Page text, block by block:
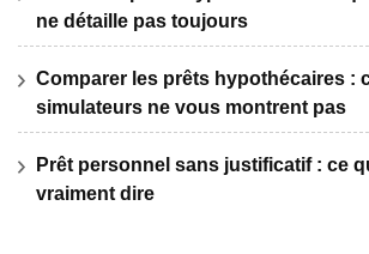
ne détaille pas toujours
Comparer les prêts hypothécaires :
simulateurs ne vous montrent pas
Prêt personnel sans justificatif : ce
vraiment dire